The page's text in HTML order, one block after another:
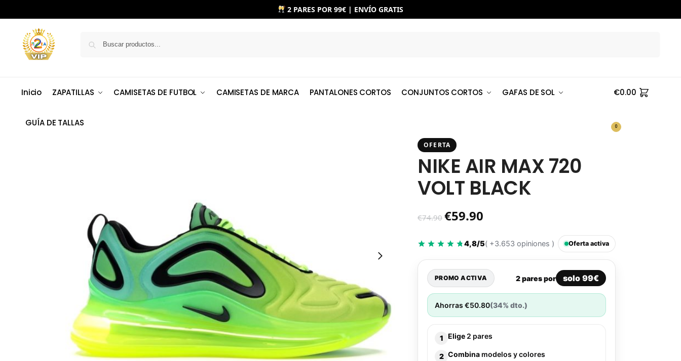
2 PARES POR 99€ | ENVÍO GRATIS
Inicio ZAPATILLAS CAMISETAS DE FUTBOL CAMISETAS DE MARCA PANTALONES CORTOS CONJUNTOS CORTOS GAFAS DE SOL
GUÍA DE TALLAS
€0.00
0
OFERTA
NIKE AIR MAX 720
VOLT BLACK
€74.90 €59.90
4,8/5( +3.653 opiniones ) Oferta activa
PROMO ACTIVA 2 pares por solo 99€
Ahorras€50.80(34% dto.)
1 Elige 2 pares
2 Combina modelos y colores